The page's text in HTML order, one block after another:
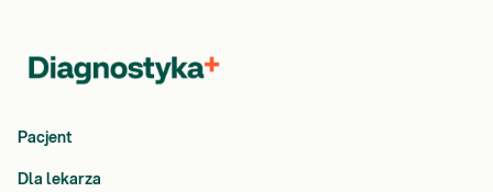
Pacjent
Dla lekarza